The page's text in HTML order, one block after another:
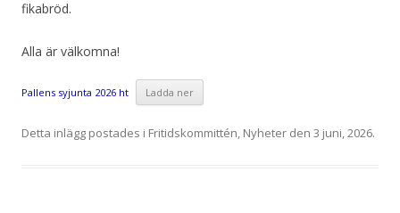
fikabröd.
Alla är välkomna!
Pallens syjunta 2026 ht Ladda ner
Detta inlägg postades i Fritidskommittén, Nyheter den 3 juni, 2026.